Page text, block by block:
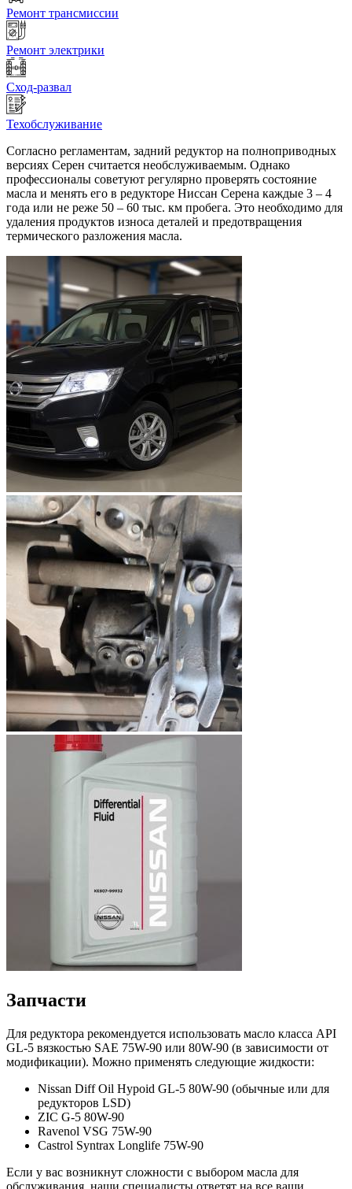
Ремонт трансмиссии
Ремонт электрики
Сход-развал
Техобслуживание
Согласно регламентам, задний редуктор на полноприводных
версиях Серен считается необслуживаемым. Однако
профессионалы советуют регулярно проверять состояние
масла и менять его в редукторе Ниссан Серена каждые 3 – 4
года или не реже 50 – 60 тыс. км пробега. Это необходимо для
удаления продуктов износа деталей и предотвращения
термического разложения масла.
Запчасти
Для редуктора рекомендуется использовать масло класса API
GL-5 вязкостью SAE 75W-90 или 80W-90 (в зависимости от
модификации). Можно применять следующие жидкости:
Nissan Diff Oil Hypoid GL-5 80W-90 (обычные или для
редукторов LSD)
ZIC G-5 80W-90
Ravenol VSG 75W-90
Castrol Syntrax Longlife 75W-90
Если у вас возникнут сложности с выбором масла для